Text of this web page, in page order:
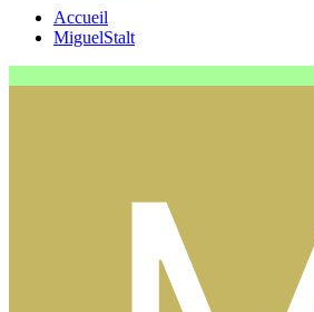
Accueil
MiguelStalt